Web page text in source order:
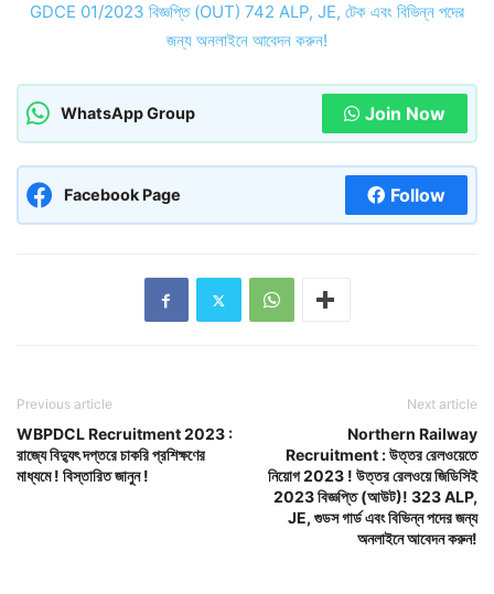
GDCE 01/2023 বিজ্ঞপ্তি (OUT) 742 ALP, JE, টেক এবং বিভিন্ন পদের
জন্য অনলাইনে আবেদন করুন!
WhatsApp Group Join Now
Facebook Page Follow
Previous article
WBPDCL Recruitment 2023 :
রাজ্যে বিদ্যুৎ দপ্তরে চাকরি প্রশিক্ষণের
মাধ্যমে ! বিস্তারিত জানুন !
Next article
Northern Railway
Recruitment : উত্তর রেলওয়েতে
নিয়োগ 2023 ! উত্তর রেলওয়ে জিডিসিই
2023 বিজ্ঞপ্তি (আউট)! 323 ALP,
JE, গুডস গার্ড এবং বিভিন্ন পদের জন্য
অনলাইনে আবেদন করুন!